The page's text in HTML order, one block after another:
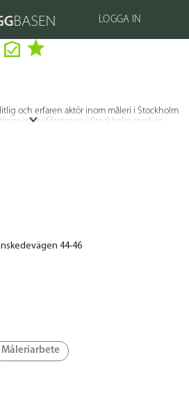
LOGGA IN
och erfaren aktör inom måleri i Stockholm
måleriföretagen i Stockholm med en
kvalitet och kompetens inom alla
Måleriarbete